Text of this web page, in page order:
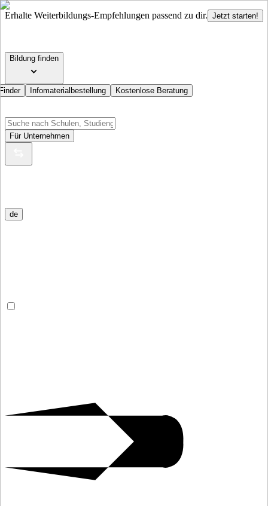
Erhalte Weiterbildungs-Empfehlungen passend zu dir. Jetzt starten!
Bildung finden
Infomaterialbestellung Kostenlose Beratung
Für Unternehmen
de